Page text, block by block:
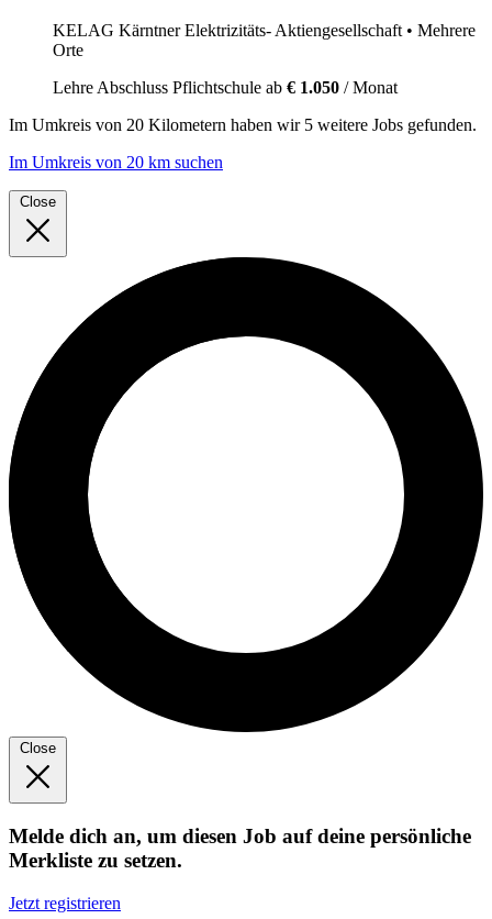
KELAG Kärntner Elektrizitäts- Aktiengesellschaft • Mehrere
Orte
Lehre Abschluss Pflichtschule ab € 1.050 / Monat
Im Umkreis von 20 Kilometern haben wir 5 weitere Jobs gefunden.
Im Umkreis von 20 km suchen
Close
Close
Melde dich an, um diesen Job auf deine persönliche
Merkliste zu setzen.
Jetzt registrieren